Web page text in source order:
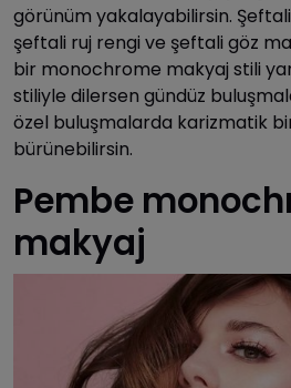
görünüm yakalayabilirsin.
şeftali ruj rengi ve şeftali göz
bir monochrome makyaj stili
stiliyle dilersen gündüz
özel buluşmalarda karizmatik
bürünebilirsin.
Pembe
makyaj